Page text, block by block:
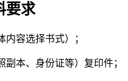
要求
容选择书式）；
本、身份证等）复印件；